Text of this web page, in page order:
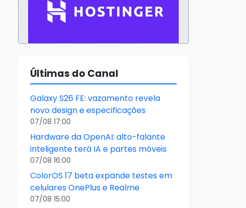
Últimas do Canal
Galaxy S26 FE: vazamento revela
novo design e especificações
07/08 17:00
Hardware da OpenAI: alto-falante
inteligente terá IA e partes móveis
07/08 16:00
ColorOS 17 beta expande testes em
celulares OnePlus e Realme
07/08 15:00